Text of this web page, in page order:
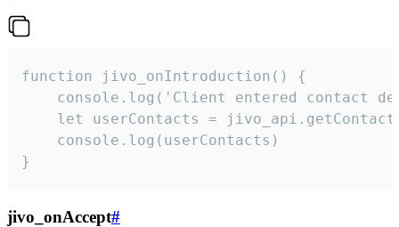
function jivo_onIntroduction() {
console.log('Client entered contact
let userContacts =
    console.log(userContacts)
}
jivo_onAccept#